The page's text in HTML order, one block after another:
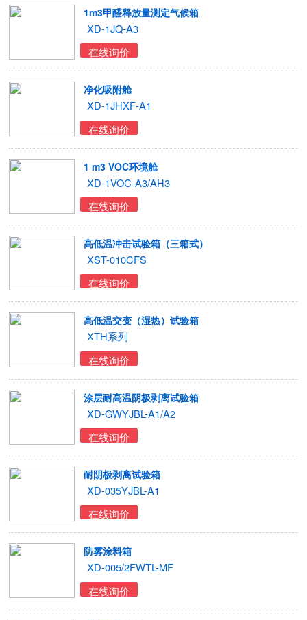
1m3甲醛释放量测定气候箱
XD-1JQ-A3
在线询价
净化吸附舱
XD-1JHXF-A1
在线询价
1 m3 VOC环境舱
XD-1VOC-A3/AH3
在线询价
高低温冲击试验箱（三箱式）
XST-010CFS
在线询价
高低温交变（湿热）试验箱
XTH系列
在线询价
涂层耐高温阴极剥离试验箱
XD-GWYJBL-A1/A2
在线询价
耐阴极剥离试验箱
XD-035YJBL-A1
在线询价
防雾涂料箱
XD-005/2FWTL-MF
在线询价